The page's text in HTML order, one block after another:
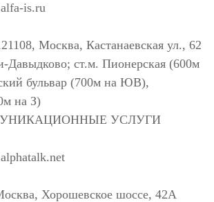
is.ru
Москва, Кастанаевская ул., 62
ст.м. Пионерская (600м
бульвар (700м на ЮВ),
на З)
УСЛУГИ
Хорошевское шоссе, 42А